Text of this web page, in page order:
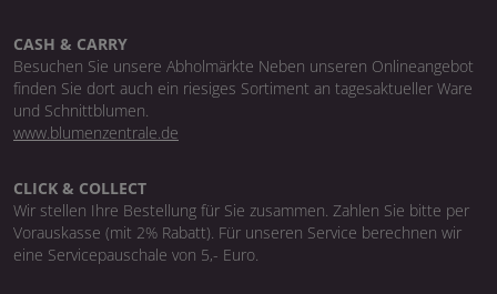
CASH & CARRY
Besuchen Sie unsere Abholmärkte Neben unseren Onlineangebot
finden Sie dort auch ein riesiges Sortiment an tagesaktueller Ware
und Schnittblumen.
www.blumenzentrale.de
CLICK & COLLECT
Wir stellen Ihre Bestellung für Sie zusammen. Zahlen Sie bitte per
Vorauskasse (mit 2% Rabatt). Für unseren Service berechnen wir
eine Servicepauschale von 5,- Euro.